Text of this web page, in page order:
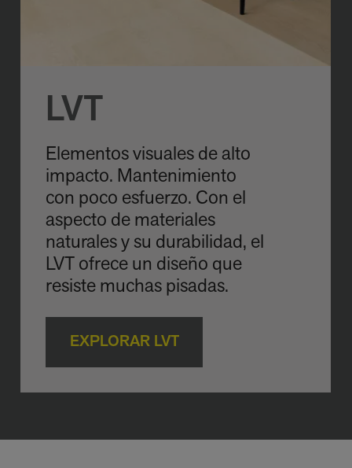
LVT
Elementos visuales de alto
impacto. Mantenimiento
con poco esfuerzo. Con el
aspecto de materiales
naturales y su durabilidad, el
LVT ofrece un diseño que
resiste muchas pisadas.
EXPLORAR LVT